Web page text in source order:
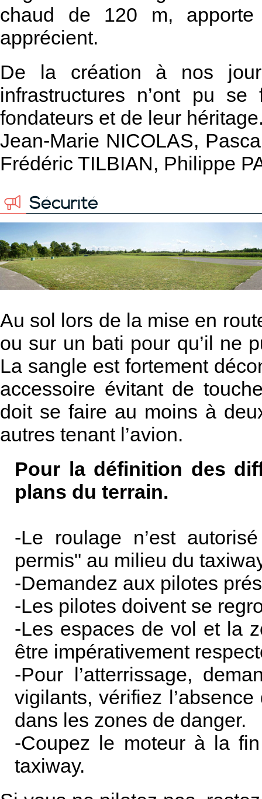
chaud de 120 m,
apprécient.
De la création à nos
infrastructures n’ont pu
fondateurs et de leur
Jean-Marie NICOLAS,
Frédéric TILBIAN, Philippe
Sécurité
Au sol lors de la mise en
ou sur un bati pour qu’il ne
La sangle est fortement
accessoire évitant de
doit se faire au moins à
autres tenant l’avion.
Pour la définition des
plans du terrain.
-Le roulage n’est
permis" au milieu du
-Demandez aux pilotes
-Les pilotes doivent se
-Les espaces de vol et la
être impérativement
-Pour l’atterrissage,
vigilants, vérifiez
dans les zones de danger.
-Coupez le moteur à la
taxiway.